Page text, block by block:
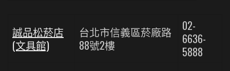
誠品松菸店
(文具館)
台北市信義區菸廠路
88號2樓
02-
6636-
5888